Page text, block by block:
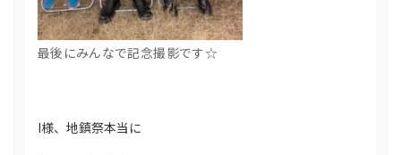
最後にみんなで記念撮影です☆
I様、地鎮祭本当に